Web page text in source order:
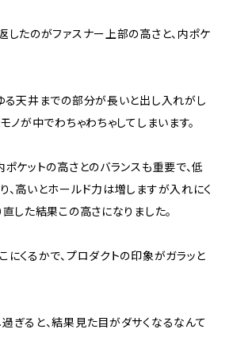
したのがファスナー上部の高さと、内ポケ
る天井までの部分が長いと出し入れがし
ノが中でわちゃわちゃしてしまいます。
ポケットの高さとのバランスも重要で、低
、高いとホールド力は増しますが入れにく
した結果この高さになりました。
にくるかで、プロダクトの印象がガラッと
ぎると、結果見た目がダサくなるなんて